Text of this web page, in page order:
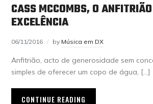
CASS MCCOMBS, O
EXCELÊNCIA
06/11/2016 by Música em DX
Anfitrião, acto de generosidade sem
simples de oferecer um copo de água, […]
CONTINUE READING